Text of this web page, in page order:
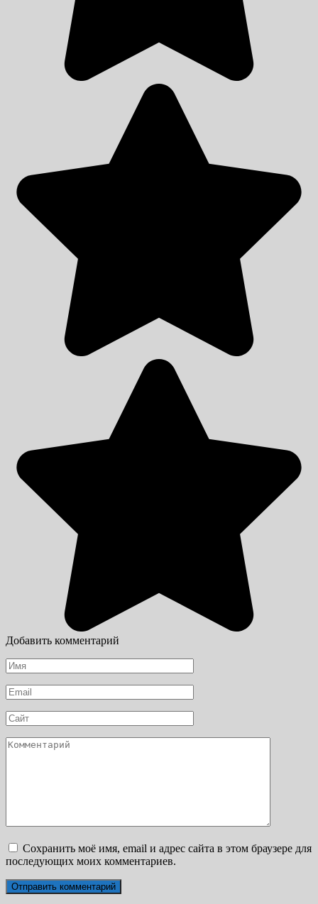
Добавить комментарий
Имя
*
Email
*
Сайт
Комментарий
Сохранить моё имя, email и адрес сайта в этом браузере для
последующих моих комментариев.